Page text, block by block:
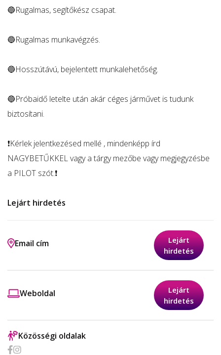
🔵Rugalmas, segítőkész csapat.
🔵Rugalmas munkavégzés.
🔵Hosszútávú, bejelentett munkalehetőség.
🔵Próbaidő letelte után akár céges járművet is tudunk
biztosítani.
❗️Kérlek jelentkezésed mellé , mindenképp írd
NAGYBETŰKKEL vagy a tárgy mezőbe vagy megjegyzésbe
a PILOT szót.❗️
Lejárt hirdetés
Email cím
Lejárt
hirdetés
Weboldal
Lejárt
hirdetés
Közösségi oldalak